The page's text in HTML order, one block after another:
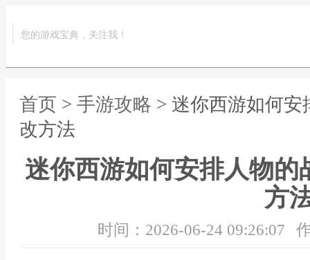
您的游戏宝典，关注我！
首页 > 手游攻略 > 迷你西游如何
改方法
迷你西游如何安排人物的
方
时间：2026-06-24 09:26:07